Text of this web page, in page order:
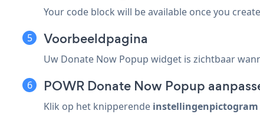
Your code block will be available once you
Voorbeeldpagina
Uw Donate Now Popup widget is zichtbaar
POWR Donate Now Popup
Klik op het knipperende instellingenpictogram